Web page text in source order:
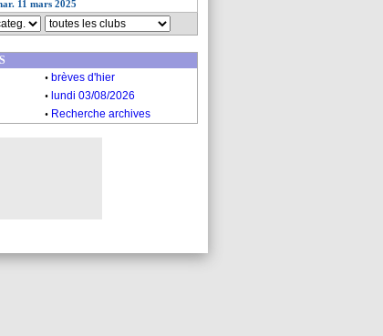
11 mars 2025
. brèves d'hier
. lundi 03/08/2026
. Recherche archives